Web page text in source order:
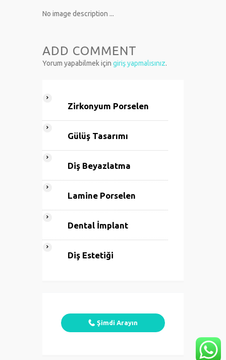
No image description ...
ADD COMMENT
Yorum yapabilmek için giriş yapmalısınız.
Zirkonyum Porselen
Gülüş Tasarımı
Diş Beyazlatma
Lamine Porselen
Dental İmplant
Diş Estetiği
Şimdi Arayın